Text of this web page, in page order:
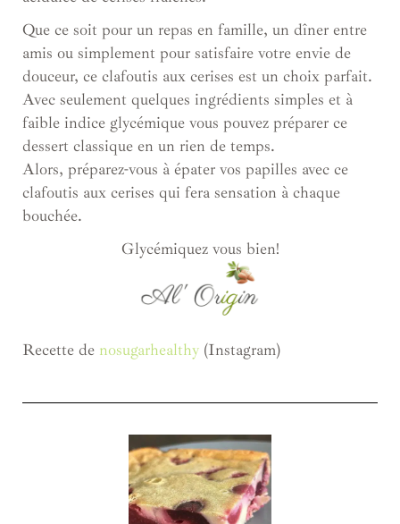
Que ce soit pour un repas en famille, un dîner entre
amis ou simplement pour satisfaire votre envie de
douceur, ce clafoutis aux cerises est un choix parfait.
Avec seulement quelques ingrédients simples et à
faible indice glycémique vous pouvez préparer ce
dessert classique en un rien de temps.
Alors, préparez-vous à épater vos papilles avec ce
clafoutis aux cerises qui fera sensation à chaque
bouchée.
Glycémiquez vous bien!
Recette de nosugarhealthy (Instagram)